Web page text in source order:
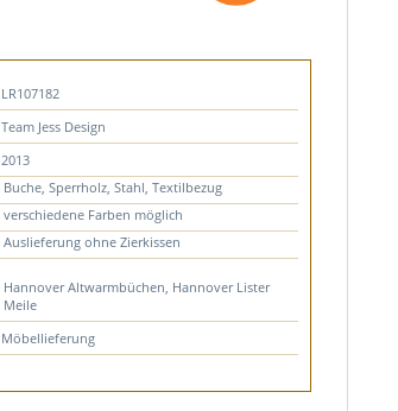
LR107182
Team Jess Design
2013
Buche, Sperrholz, Stahl, Textilbezug
verschiedene Farben möglich
Auslieferung ohne Zierkissen
Hannover Altwarmbüchen, Hannover Lister
Meile
Möbellieferung